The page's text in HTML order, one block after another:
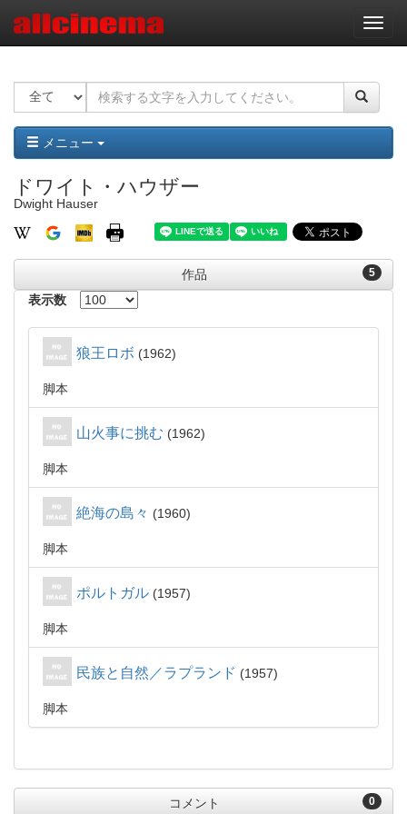
ナ
ビ
ー
ョ
ン
メニュー
ドワイト・ハウザー
Dwight Hauser
5
作品
表示数
狼王ロボ 1962
脚本
山火事に挑む 1962
脚本
絶海の島々 1960
脚本
ポルトガル 1957
脚本
民族と自然／ラプランド 1957
脚本
0
コメント